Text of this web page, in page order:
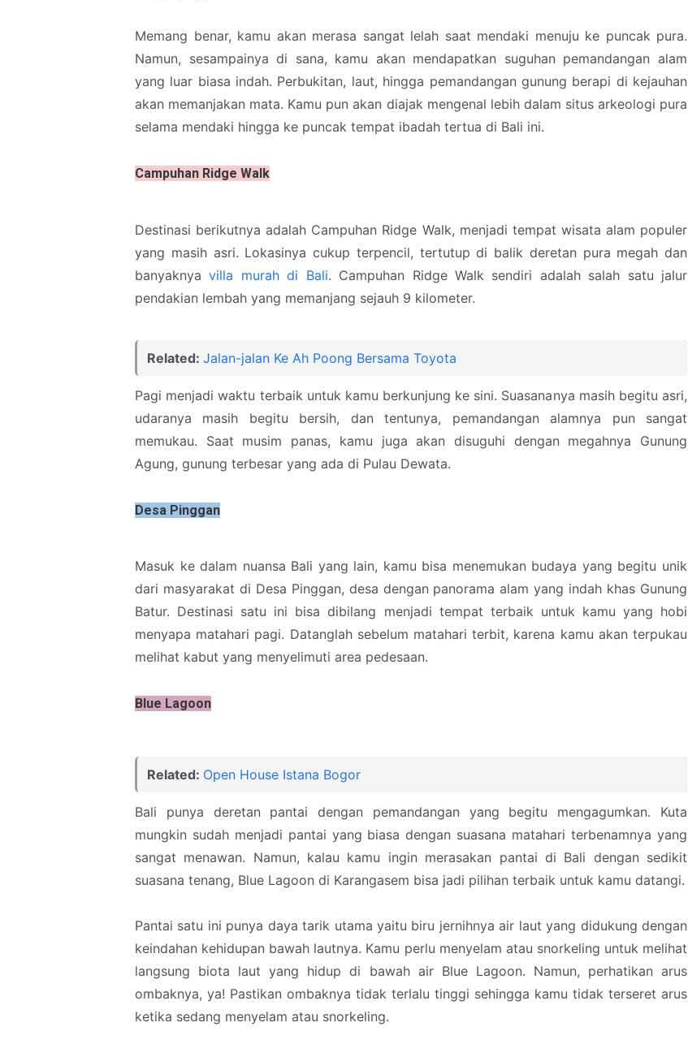
Memang benar, kamu akan merasa sangat lelah saat mendaki menuju ke puncak pura.
Namun, sesampainya di sana, kamu akan mendapatkan suguhan pemandangan alam
yang luar biasa indah. Perbukitan, laut, hingga pemandangan gunung berapi di kejauhan
akan memanjakan mata. Kamu pun akan diajak mengenal lebih dalam situs arkeologi pura
selama mendaki hingga ke puncak tempat ibadah tertua di Bali ini.
Campuhan Ridge Walk
Destinasi berikutnya adalah Campuhan Ridge Walk, menjadi tempat wisata alam populer
yang masih asri. Lokasinya cukup terpencil, tertutup di balik deretan pura megah dan
banyaknya villa murah di Bali. Campuhan Ridge Walk sendiri adalah salah satu jalur
pendakian lembah yang memanjang sejauh 9 kilometer.
Related: Jalan-jalan Ke Ah Poong Bersama Toyota
Pagi menjadi waktu terbaik untuk kamu berkunjung ke sini. Suasananya masih begitu asri,
udaranya masih begitu bersih, dan tentunya, pemandangan alamnya pun sangat
memukau. Saat musim panas, kamu juga akan disuguhi dengan megahnya Gunung
Agung, gunung terbesar yang ada di Pulau Dewata.
Desa Pinggan
Masuk ke dalam nuansa Bali yang lain, kamu bisa menemukan budaya yang begitu unik
dari masyarakat di Desa Pinggan, desa dengan panorama alam yang indah khas Gunung
Batur. Destinasi satu ini bisa dibilang menjadi tempat terbaik untuk kamu yang hobi
menyapa matahari pagi. Datanglah sebelum matahari terbit, karena kamu akan terpukau
melihat kabut yang menyelimuti area pedesaan.
Blue Lagoon
Related: Open House Istana Bogor
Bali punya deretan pantai dengan pemandangan yang begitu mengagumkan. Kuta
mungkin sudah menjadi pantai yang biasa dengan suasana matahari terbenamnya yang
sangat menawan. Namun, kalau kamu ingin merasakan pantai di Bali dengan sedikit
suasana tenang, Blue Lagoon di Karangasem bisa jadi pilihan terbaik untuk kamu datangi.
Pantai satu ini punya daya tarik utama yaitu biru jernihnya air laut yang didukung dengan
keindahan kehidupan bawah lautnya. Kamu perlu menyelam atau snorkeling untuk melihat
langsung biota laut yang hidup di bawah air Blue Lagoon. Namun, perhatikan arus
ombaknya, ya! Pastikan ombaknya tidak terlalu tinggi sehingga kamu tidak terseret arus
ketika sedang menyelam atau snorkeling.